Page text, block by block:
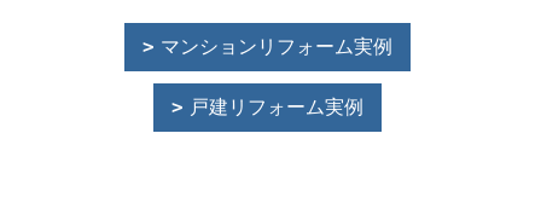
マンションリフォーム実例
戸建リフォーム実例